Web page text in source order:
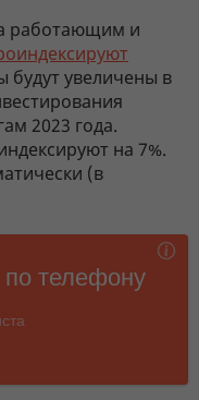
работающим и
будут увеличены в
2023 года.
на 7%.
(в